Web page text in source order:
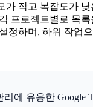
가 작고 복잡도가 낮
프로젝트별로 목
정하며, 하위 작업
리에 유용한 Google